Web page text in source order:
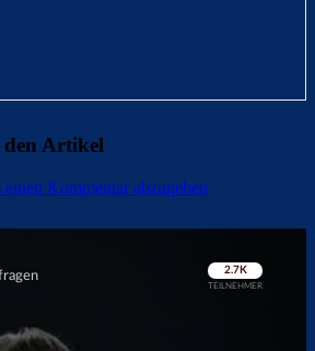
den Artikel
Kommentar abzugeben
Überspringen